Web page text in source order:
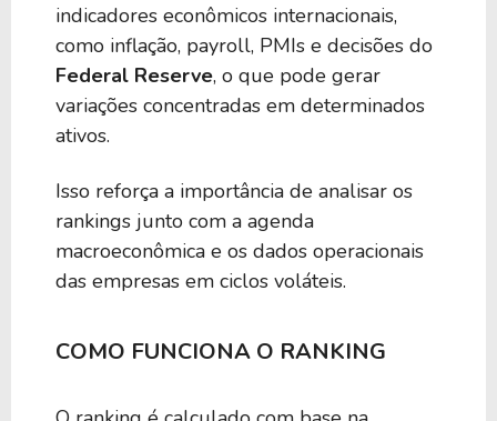
BGWH39 2,52% 0,00
EIDO39 2,45% 0,00
BILF39 2,36% 0,00
indicadores econômicos internacionais,
como inflação, payroll, PMIs e decisões do
Federal Reserve, o que pode gerar
variações concentradas em determinados
ativos.
Isso reforça a importância de analisar os
rankings junto com a agenda
macroeconômica e os dados operacionais
das empresas em ciclos voláteis.
COMO FUNCIONA O RANKING